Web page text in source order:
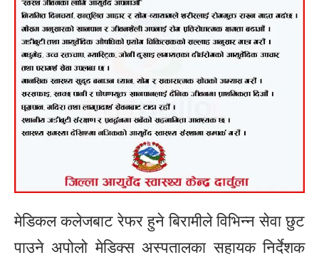
मेडिकल कलेजबाट रेफर हुने बिरामीले विभिन्न सेवा छुट
पाउने अपोलो मेडिक्स अस्पतालका सहायक निर्देशक